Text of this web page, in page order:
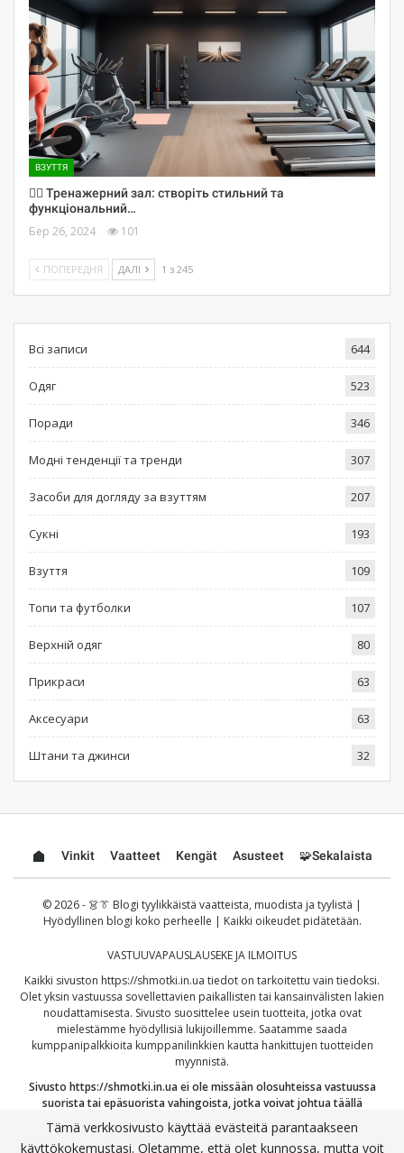
ВЗУТТЯ
🏋️‍♀️ Тренажерний зал: створіть стильний та
функціональний…
Бер 26, 2024 101
ПОПЕРЕДНЯ ДАЛІ 1 з 245
Всі записи 644
Одяг 523
Поради 346
Модні тенденції та тренди 307
Засоби для догляду за взуттям 207
Сукні 193
Взуття 109
Топи та футболки 107
Верхній одяг 80
Прикраси 63
Аксесуари 63
Штани та джинси 32
Vinkit Vaatteet Kengät Asusteet 🧩Sekalaista
© 2026 - 👗👔 Blogi tyylikkäistä vaatteista, muodista ja tyylistä |
Hyödyllinen blogi koko perheelle | Kaikki oikeudet pidätetään.
VASTUUVAPAUSLAUSEKE JA ILMOITUS
Kaikki sivuston https://shmotki.in.ua tiedot on tarkoitettu vain tiedoksi.
Olet yksin vastuussa sovellettavien paikallisten tai kansainvälisten lakien
noudattamisesta. Sivusto suosittelee usein tuotteita, jotka ovat
mielestämme hyödyllisiä lukijoillemme. Saatamme saada
kumppanipalkkioita kumppanilinkkien kautta hankittujen tuotteiden
myynnistä.
Sivusto https://shmotki.in.uaei ole missään olosuhteissa vastuussa
suorista tai epäsuorista vahingoista, jotka voivat johtua täällä
julkaistujen tietojen käytöstä tai väärinkäytöstä. Jatkamalla vahvistat,
että olet lukenut ja hyväksynyt täydellisetvastuuvapauslauseke
Tämä verkkosivusto käyttää evästeitä parantaakseen
käyttökokemustasi. Oletamme, että olet kunnossa, mutta voit